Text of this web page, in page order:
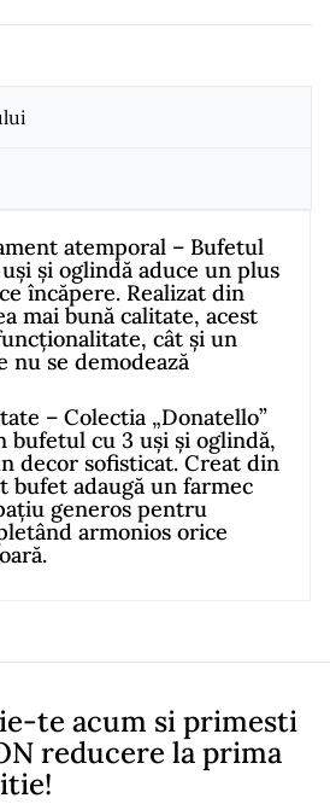
atemporal – Bufetul
și oglindă aduce un plus
încăpere. Realizat din
mai bună calitate, acest
cât și un
nu se demodează
– Colectia „Donatello”
cu 3 uși și oglindă,
decor sofisticat. Creat din
bufet adaugă un farmec
generos pentru
armonios orice
te acum si primesti
reducere la prima